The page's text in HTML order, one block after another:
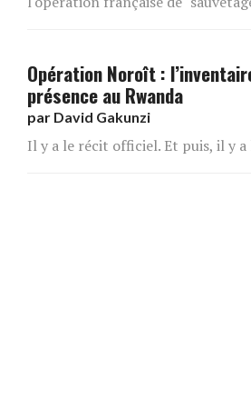
Opération Noroît :
présence au Rwanda
par David Gakunzi
Il y a le récit officiel. Et puis, il y a